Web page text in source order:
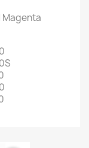
Magenta